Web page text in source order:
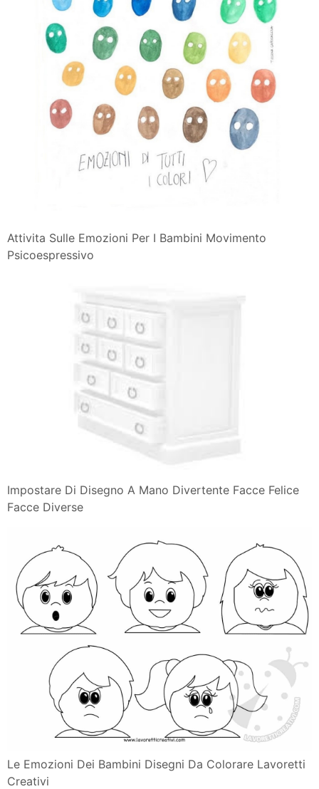
Attivita Sulle Emozioni Per I Bambini Movimento
Psicoespressivo
Impostare Di Disegno A Mano Divertente Facce Felice
Facce Diverse
Le Emozioni Dei Bambini Disegni Da Colorare Lavoretti
Creativi